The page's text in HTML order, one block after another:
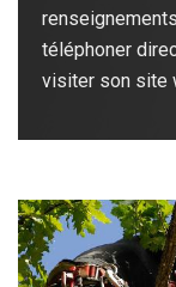
téléphoner
visiter son site